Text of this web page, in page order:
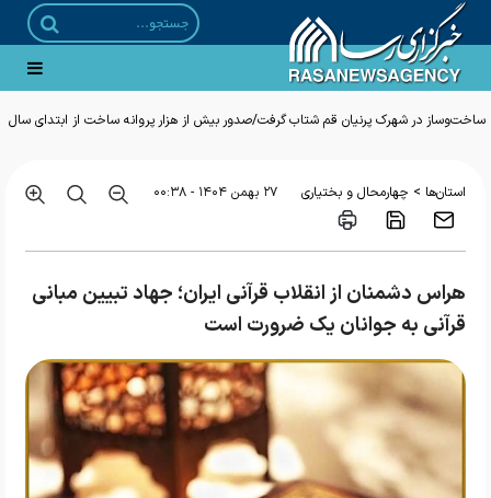
ساخت‌وساز در شهرک پرنیان قم شتاب گرفت/صدور بیش از هزار پروانه ساخت از ابتدای سال
استان‌ها > چهارمحال و بختیاری ۲۷ بهمن ۱۴۰۴ - ۰۰:۳۸
هراس دشمنان از انقلاب قرآنی ایران؛ جهاد تبیین مبانی
قرآنی به جوانان یک ضرورت است